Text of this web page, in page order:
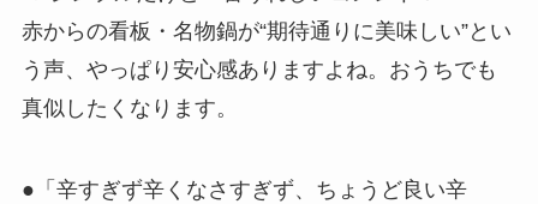
赤からの看板・名物鍋が“期待通りに美味しい”とい
う声、やっぱり安心感ありますよね。おうちでも
真似したくなります。
●「辛すぎず辛くなさすぎず、ちょうど良い辛